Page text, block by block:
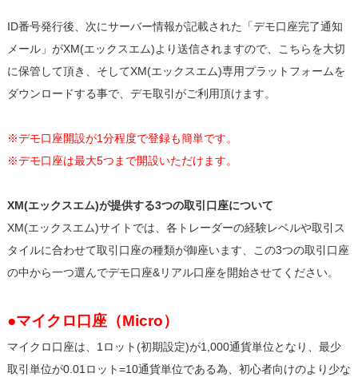
ID番号発行後、次にサーバー情報が記載された「デモ口座完了通知
メール」がXM(エックスエム)より送信されますので、こちらを大切
に保管して頂き、そしてXM(エックスエム)専用プラットフォームを
ダウンロードする事で、デモ取引がご利用頂けます。
※デモ口座開設が1分程度で登録も簡単です。
※デモ口座は最大5つまで開設いただけます。
XM(エックスエム)が提供する3つの取引口座について
XM(エックスエム)サイトでは、各トレーダーの経験レベルや取引ス
タイルに合わせて取引口座の種類が御座います、この3つの取引口座
の中から一つ選んでデモ口座&リアル口座を開始させてください。
●マイクロ口座（Micro）
マイクロ口座は、1ロット(初期設定)が1,000通貨単位となり、最少
取引単位が0.01ロット=10通貨単位である為、初心者向けのより少な